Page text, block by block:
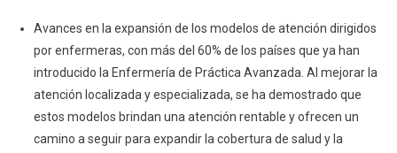
Avances en la expansión de los modelos de atención dirigidos
por enfermeras, con más del 60% de los países que ya han
introducido la Enfermería de Práctica Avanzada. Al mejorar la
atención localizada y especializada, se ha demostrado que
estos modelos brindan una atención rentable y ofrecen un
camino a seguir para expandir la cobertura de salud y la